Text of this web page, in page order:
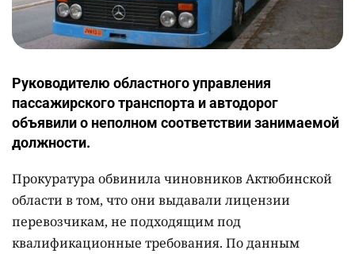
Руководителю областного управления
пассажирского транспорта и автодорог
объявили о неполном соответствии занимаемой
должности.
Прокуратура обвинила чиновников Актюбинской
области в том, что они выдавали лицензии
перевозчикам, не подходящим под
квалификационные требования. По данным